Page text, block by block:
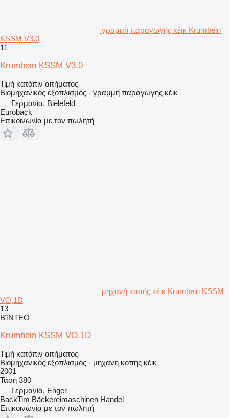
γραμμή παραγωγής κέικ Krumbein
KSSM V3.0
11
Krumbein KSSM V3.0
Τιμή κατόπιν αιτήματος
Βιομηχανικός εξοπλισμός - γραμμή παραγωγής κέικ
Γερμανία, Bielefeld
Euroback
Επικοινωνία με τον πωλητή
μηχανή κοπής κέικ Krumbein KSSM
VO,1D
13
ΒΊΝΤΕΟ
Krumbein KSSM VO,1D
Τιμή κατόπιν αιτήματος
Βιομηχανικός εξοπλισμός - μηχανή κοπής κέικ
2001
Τάση 380
Γερμανία, Enger
BackTim Bäckereimaschinen Handel
Επικοινωνία με τον πωλητή